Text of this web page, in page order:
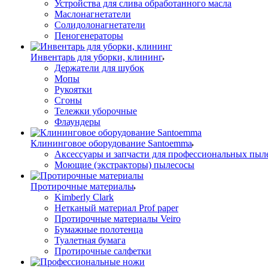
Устройства для слива обработанного масла
Маслонагнетатели
Солидолонагнетатели
Пеногенераторы
Инвентарь для уборки, клининг
Держатели для шубок
Мопы
Рукоятки
Сгоны
Тележки уборочные
Флаундеры
Клининговое оборудование Santoemma
Аксессуары и запчасти для профессиональных
Моющие (экстракторы) пылесосы
Протирочные материалы
Kimberly Clark
Нетканый материал Prof paper
Протирочные материалы Veiro
Бумажные полотенца
Туалетная бумага
Протирочные салфетки